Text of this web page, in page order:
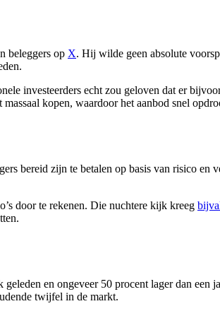
beleggers op X. Hij wilde geen absolute
investeerders echt zou geloven dat er
kopen, waardoor het aanbod snel
bereid zijn te betalen op basis van risico en
door te rekenen. Die nuchtere kijk kreeg
en ongeveer 50 procent lager dan een
twijfel in de markt.